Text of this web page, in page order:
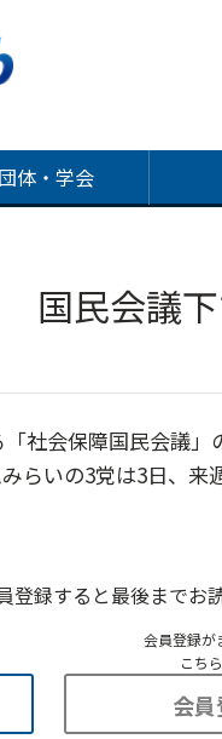
団体・学会
民会議下
社会保障国民会議」
らいの3党は3日、来
登録すると最後までお
会員登録が
こち
会